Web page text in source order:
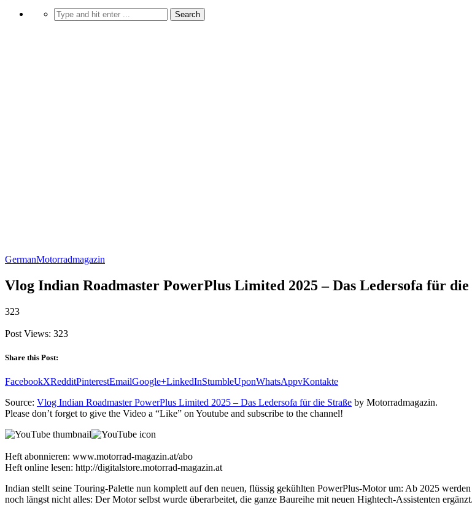
GermanMotorradmagazin
Vlog Indian Roadmaster PowerPlus Limited 2025 – Das Ledersofa für die
323
Post Views: 323
Share this Post:
FacebookXRedditPinterestEmailGoogle+LinkedInStumbleUponWhatsAppvKontakte
Source: Vlog Indian Roadmaster PowerPlus Limited 2025 – Das Ledersofa für die Straße by Motorradmagazin.
Please don’t forget to give the Video a “Like” on Youtube and subscribe to the channel!
Heft abonnieren: www.motorrad-magazin.at/abo
Heft online lesen: http://digitalstore.motorrad-magazin.at
Indian stellt seine Touring-Palette nun komplett auf den neuen, flüssig gekühlten PowerPlus-Motor um: Ab 2025
noch längst nicht alles: Der Motor selbst wurde überarbeitet, die ganze Baureihe mit neuen Hightech-Assistenten